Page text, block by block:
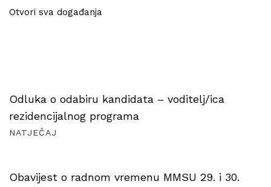
Otvori sva događanja
Odluka o odabiru kandidata – voditelj/ica
rezidencijalnog programa
NATJEČAJ
Obavijest o radnom vremenu MMSU 29. i 30.